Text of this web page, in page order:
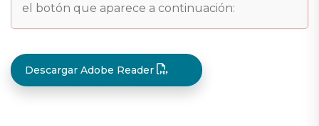
el botón que aparece a continuación:
Descargar Adobe Reader